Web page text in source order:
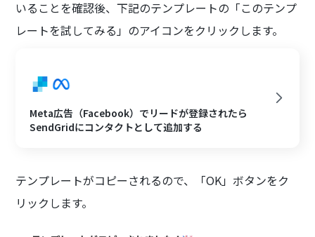
いることを確認後、下記のテンプレートの「このテンプ
レートを試してみる」のアイコンをクリックします。
Meta広告（Facebook）でリードが登録されたら
SendGridにコンタクトとして追加する
テンプレートがコピーされるので、「OK」ボタンをク
リックします。